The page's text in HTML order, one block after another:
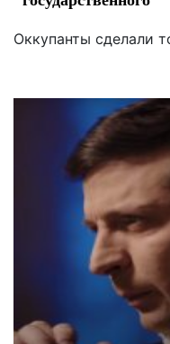
Оккупанты сделали